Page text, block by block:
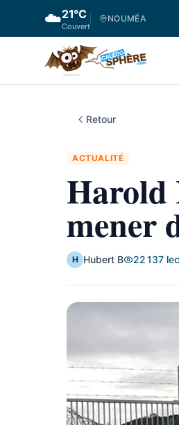
☁️21°C
Couvert
NOUMÉA
Retour
ACTUALITÉ
Harold
mener
H Hubert B 22 137